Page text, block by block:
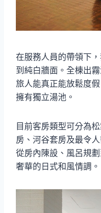
在服務人員的帶領下
到純白牆面。全棟出
旅人能真正能放鬆度
擁有獨立湯池。
目前客房類型可分為
房、河谷套房及最令
從房內陳設、風呂規
奢華的日式和風情調。